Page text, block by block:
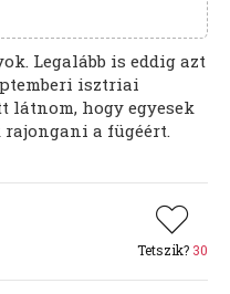
Legalább is eddig azt
isztriai
látnom, hogy egyesek
a fügéért.
Tetszik? 30